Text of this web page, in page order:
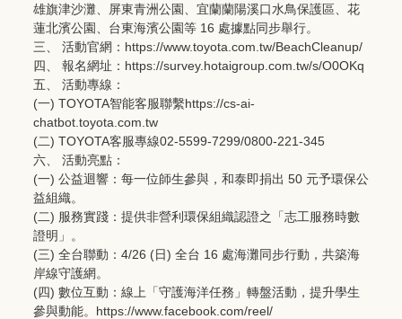
雄旗津沙灘、
屏東青洲公園、宜蘭蘭陽溪口水鳥保護區、花
蓮北濱公園、 台東海濱公園等 16 處據點同步舉行。
三、 活動官網： https://www.toyota.com. tw/BeachCleanup/
四、 報名網址： https://survey. hotaigroup.com.tw/s/O0OKq
五、 活動專線：
(一) TOYOTA智能客服聯繫https://cs-ai-
chatbot.toyota.com.tw
(二) TOYOTA客服專線02-5599-7299/0800-221-345
六、 活動亮點：
(一) 公益迴響：每一位師生參與，和泰即捐出 50 元予環保公
益組織。
(二) 服務實踐：提供非營利環保組織認證之「志工服務時數
證明」。
(三) 全台聯動：4/26 (日) 全台 16 處海灘同步行動，共築海
岸線守護網。
(四) 數位互動：線上「守護海洋任務」轉盤活動，提升學生
參與動能。 https://www.facebook.com/reel/